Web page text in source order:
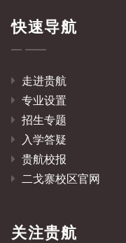
快速导航
走进贵航
专业设置
招生专题
入学答疑
贵航校报
二戈寨校区官网
关注贵航